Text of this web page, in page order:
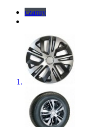
czarny